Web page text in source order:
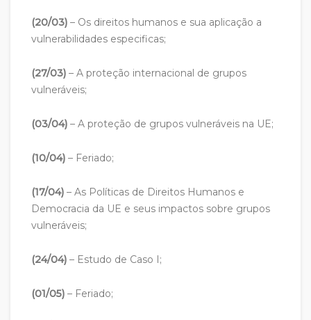
(20/03) – Os direitos humanos e sua aplicação a
vulnerabilidades especificas;
(27/03) – A proteção internacional de grupos
vulneráveis;
(03/04) – A proteção de grupos vulneráveis na UE;
(10/04) – Feriado;
(17/04) – As Políticas de Direitos Humanos e
Democracia da UE e seus impactos sobre grupos
vulneráveis;
(24/04) – Estudo de Caso I;
(01/05) – Feriado;